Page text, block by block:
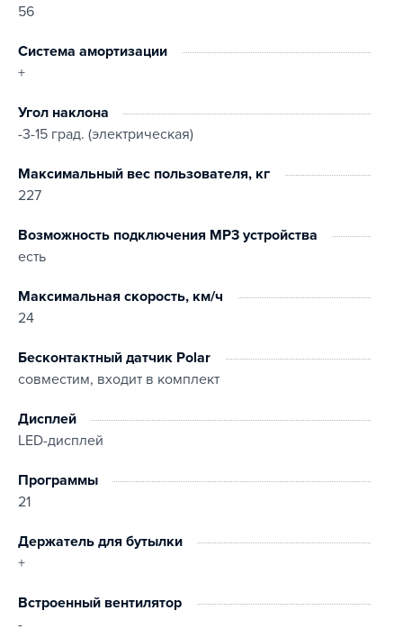
56
Система амортизации
+
Угол наклона
-3-15 град. (электрическая)
Максимальный вес пользователя, кг
227
Возможность подключения MP3 устройства
есть
Максимальная скорость, км/ч
24
Бесконтактный датчик Polar
совместим, входит в комплект
Дисплей
LED-дисплей
Прoграммы
21
Держатель для бутылки
+
Встроенный вентилятор
-